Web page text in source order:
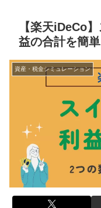
【楽天iDeCo
益の合計を簡
資産・税金シミュレーション